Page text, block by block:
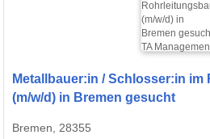
Metallbauer:in / Schlosser:in
(m/w/d) in Bremen gesucht
Bremen, 28355